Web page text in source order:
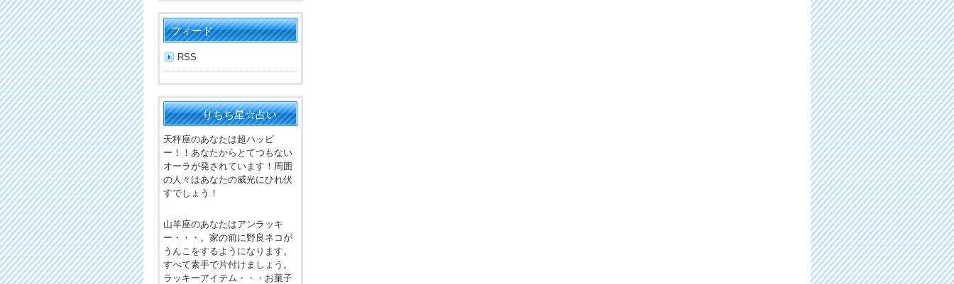
フィード
RSS
りちち星☆占い
天秤座のあなたは超ハッピ
ー！！あなたからとてつもない
オーラが発されています！周囲
の人々はあなたの威光にひれ伏
すでしょう！
山羊座のあなたはアンラッキ
ー・・・。家の前に野良ネコが
うんこをするようになります。
すべて素手で片付けましょう。
ラッキーアイテム・・・お菓子